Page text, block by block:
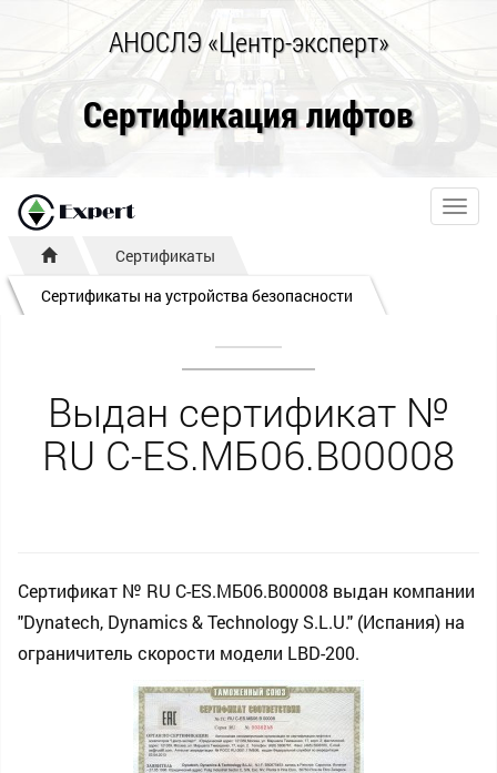
АНОСЛЭ «Центр-эксперт»
Сертификация лифтов
Сертификаты
Сертификаты на устройства безопасности
Выдан сертификат №
RU С-ES.МБ06.В00008
Сертификат № RU С-ES.МБ06.В00008 выдан компании
"Dynatech, Dynamics & Technology S.L.U." (Испания) на
ограничитель скорости модели LBD-200.